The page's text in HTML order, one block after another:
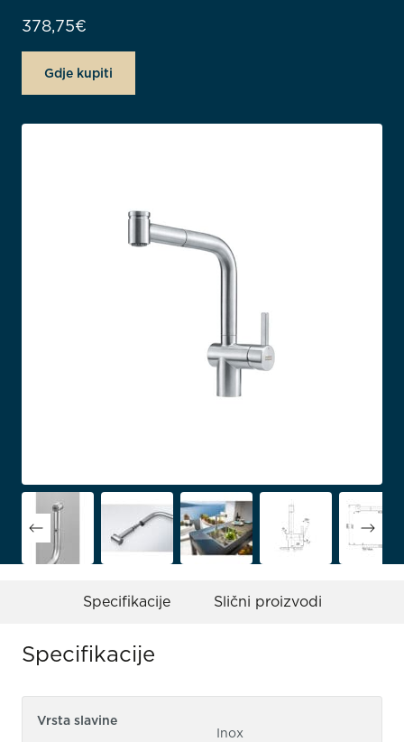
378,75€
Gdje kupiti
Specifikacije Slični proizvodi
Specifikacije
Vrsta slavine
Inox